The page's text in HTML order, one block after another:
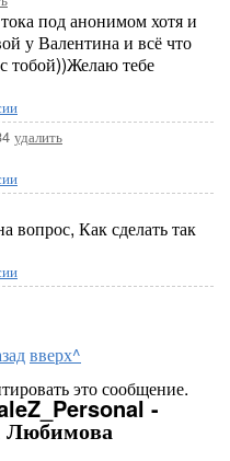
под анонимом хотя и
у Валентина и всё что
тобой))Желаю тебе
удалить
вопрос, Как сделать так
вверх^
это сообщение.
-
Любимова